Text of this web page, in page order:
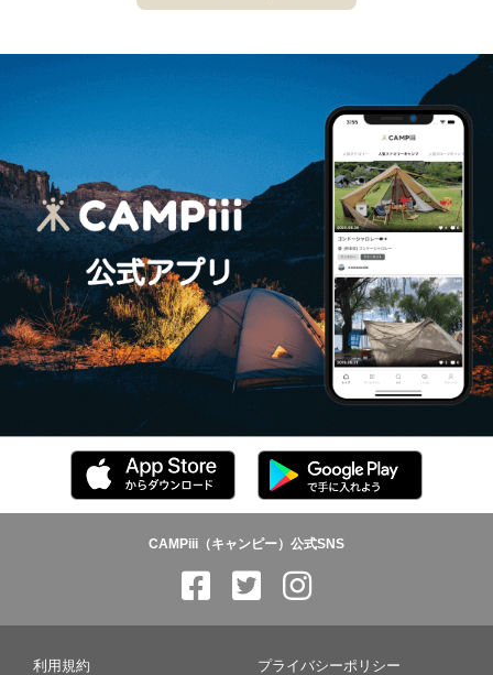
CAMPiii（キャンピー）公式SNS
利用規約 プライバシーポリシー